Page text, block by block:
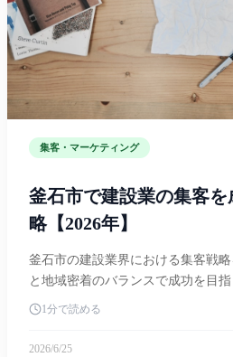
集客・マーケティング
釜石市で建設業の集客
略【2026年】
釜石市の建設業界における集客戦
と地域密着のバランスで成功を目
1分で読める
2026/6/25